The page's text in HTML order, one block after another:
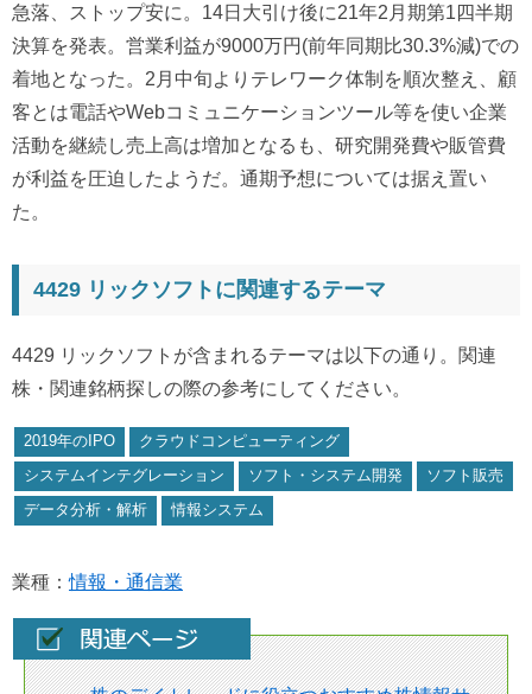
急落、ストップ安に。14日大引け後に21年2月期第1四半期
決算を発表。営業利益が9000万円(前年同期比30.3%減)での
着地となった。2月中旬よりテレワーク体制を順次整え、顧
客とは電話やWebコミュニケーションツール等を使い企業
活動を継続し売上高は増加となるも、研究開発費や販管費
が利益を圧迫したようだ。通期予想については据え置い
た。
4429 リックソフトに関連するテーマ
4429 リックソフトが含まれるテーマは以下の通り。関連
株・関連銘柄探しの際の参考にしてください。
2019年のIPO
クラウドコンピューティング
システムインテグレーション
ソフト・システム開発
ソフト販売
データ分析・解析
情報システム
業種：情報・通信業